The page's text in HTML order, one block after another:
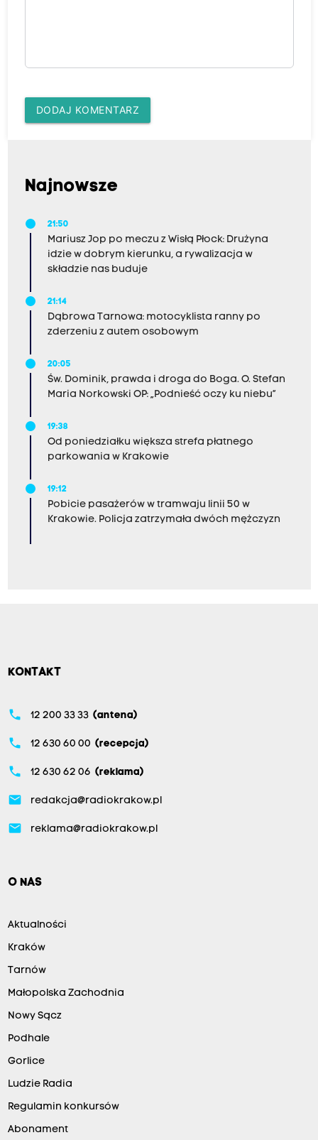
DODAJ KOMENTARZ
Najnowsze
21:50
Mariusz Jop po meczu z Wisłą Płock: Drużyna
idzie w dobrym kierunku, a rywalizacja w
składzie nas buduje
21:14
Dąbrowa Tarnowa: motocyklista ranny po
zderzeniu z autem osobowym
20:05
Św. Dominik, prawda i droga do Boga. O. Stefan
Maria Norkowski OP: „Podnieść oczy ku niebu”
19:38
Od poniedziałku większa strefa płatnego
parkowania w Krakowie
19:12
Pobicie pasażerów w tramwaju linii 50 w
Krakowie. Policja zatrzymała dwóch mężczyzn
KONTAKT
phone 12 200 33 33 (antena)
phone 12 630 60 00 (recepcja)
phone 12 630 62 06 (reklama)
email redakcja@radiokrakow.pl
email reklama@radiokrakow.pl
O NAS
Aktualności
Kraków
Tarnów
Małopolska Zachodnia
Nowy Sącz
Podhale
Gorlice
Ludzie Radia
Regulamin konkursów
Abonament